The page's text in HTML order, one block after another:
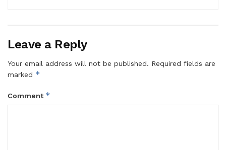
Leave a Reply
Your email address will not be published. Required fields are
marked *
Comment *